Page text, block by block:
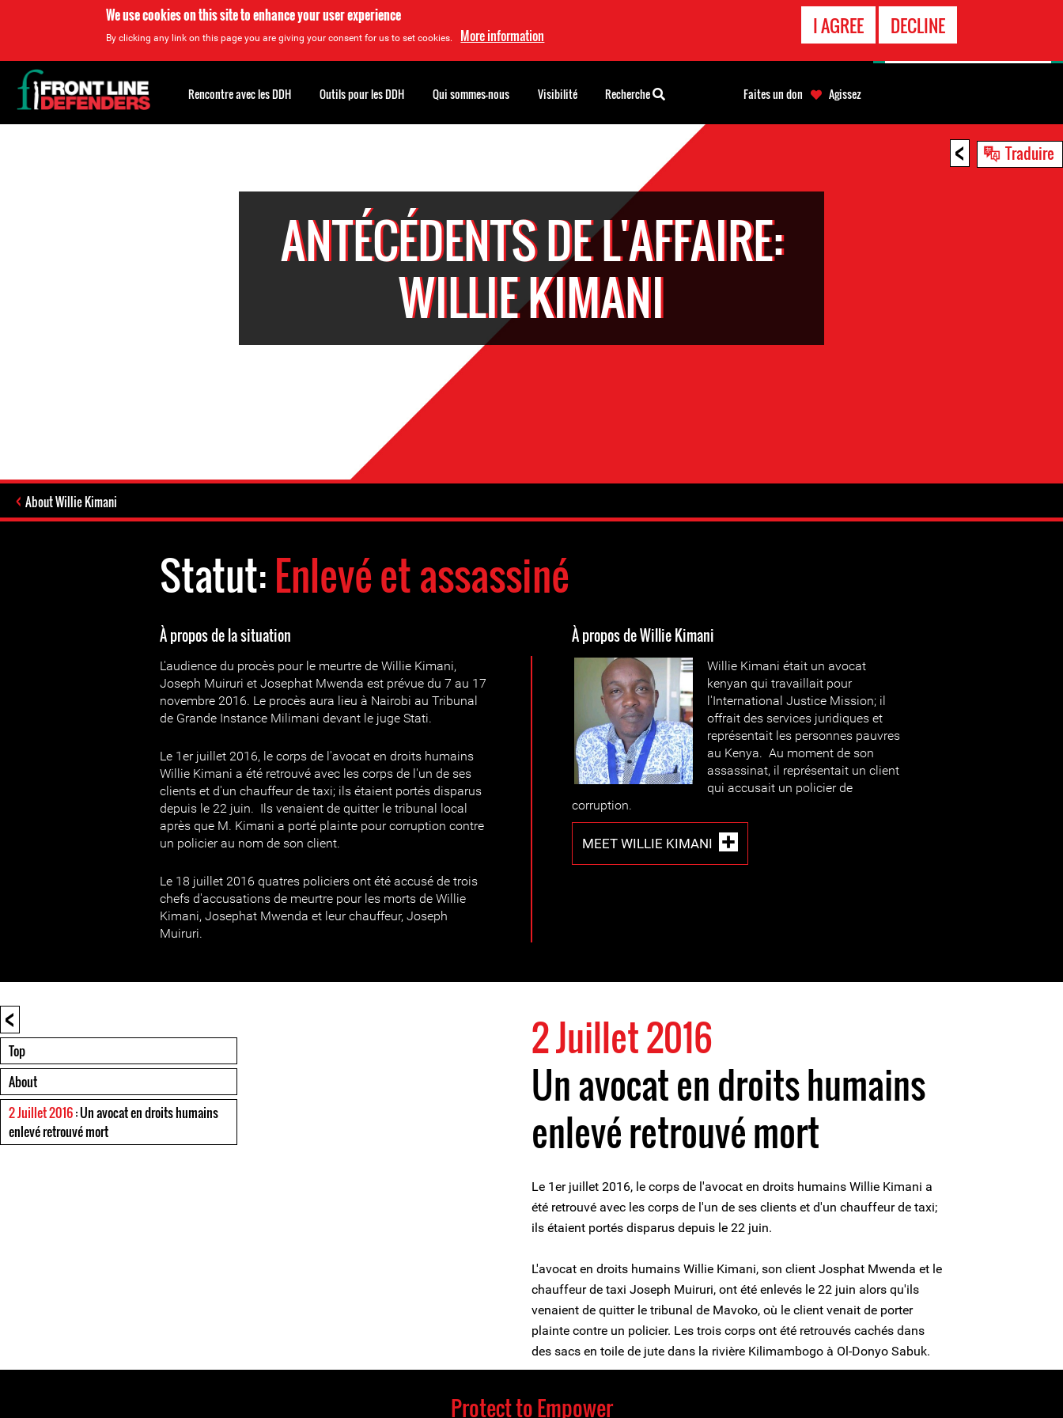
We use cookies on this site to enhance your user experience
By clicking any link on this page you are giving your consent for us to set cookies. More information I AGREE DECLINE
< Traduire
ANTÉCÉDENTS DE L'AFFAIRE:
WILLIE KIMANI
About Willie Kimani
Statut:Enlevé et assassiné
À propos de la situation
L'audience du procès pour le meurtre de Willie Kimani,
Joseph Muiruri et Josephat Mwenda est prévue du 7 au 17
novembre 2016. Le procès aura lieu à Nairobi au Tribunal
de Grande Instance Milimani devant le juge Stati.
Le 1er juillet 2016, le corps de l'avocat en droits humains
Willie Kimani a été retrouvé avec les corps de l'un de ses
clients et d'un chauffeur de taxi; ils étaient portés disparus
depuis le 22 juin. Ils venaient de quitter le tribunal local
après que M. Kimani a porté plainte pour corruption contre
un policier au nom de son client.
Le 18 juillet 2016 quatres policiers ont été accusé de trois
chefs d'accusations de meurtre pour les morts de Willie
Kimani, Josephat Mwenda et leur chauffeur, Joseph
Muiruri.
À propos de Willie Kimani
Willie Kimani était un avocat
kenyan qui travaillait pour
l'International Justice Mission; il
offrait des services juridiques et
représentait les personnes pauvres
au Kenya. Au moment de son
assassinat, il représentait un client
qui accusait un policier de
corruption.
MEET WILLIE KIMANI
<
Top
About
2 Juillet 2016: Un avocat en droits humains
enlevé retrouvé mort
2 Juillet 2016
Un avocat en droits humains
enlevé retrouvé mort
Le 1er juillet 2016, le corps de l'avocat en droits humains Willie Kimani a
été retrouvé avec les corps de l'un de ses clients et d'un chauffeur de taxi;
ils étaient portés disparus depuis le 22 juin.
L'avocat en droits humains Willie Kimani, son client Josphat Mwenda et le
chauffeur de taxi Joseph Muiruri, ont été enlevés le 22 juin alors qu'ils
venaient de quitter le tribunal de Mavoko, où le client venait de porter
plainte contre un policier. Les trois corps ont été retrouvés cachés dans
des sacs en toile de jute dans la rivière Kilimambogo à Ol-Donyo Sabuk.
Back
to
top
Rencontre avec les DDH Outils pour les DDH Qui sommes-nous Visibilité Recherche Faites un don Agissez
Protect to Empower
D'URGENCE